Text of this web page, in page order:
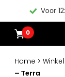
Voor
0
Overslaan
Producten
Inspiratie
Technische
Home > Winkel
– Terra
Home